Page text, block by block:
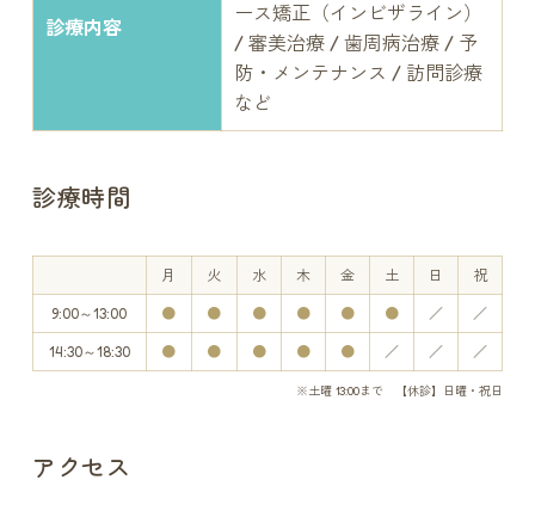
診療内容
ース矯正（インビザライン）
/ 審美治療 / 歯周病治療 / 予
防・メンテナンス / 訪問診療
など
診療時間
月 火 水 木 金 土 日 祝
9:00～13:00 ● ● ● ● ● ● ／ ／
14:30～18:30 ● ● ● ● ● ／ ／ ／
※土曜 13:00まで 【休診】日曜・祝日
アクセス